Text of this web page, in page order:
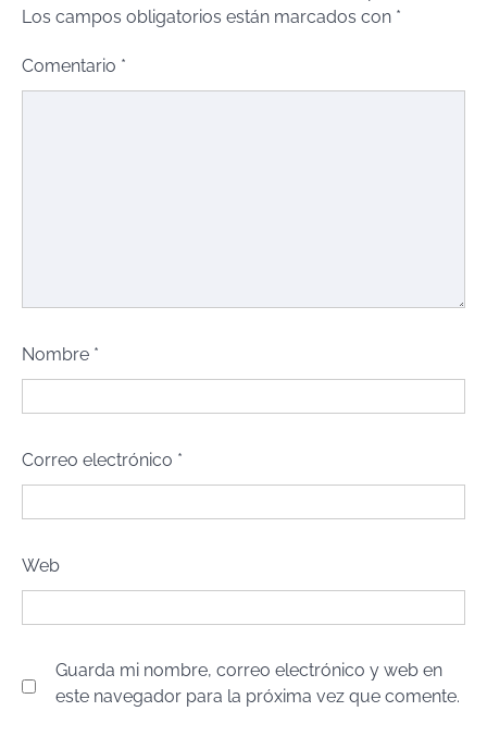
Los campos obligatorios están marcados con *
Comentario *
Nombre *
Correo electrónico *
Web
Guarda mi nombre, correo electrónico y web en
este navegador para la próxima vez que comente.